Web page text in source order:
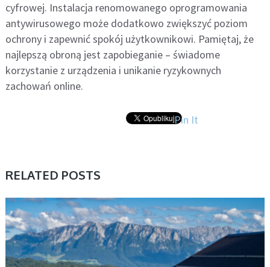
cyfrowej. Instalacja renomowanego oprogramowania
antywirusowego może dodatkowo zwiększyć poziom
ochrony i zapewnić spokój użytkownikowi. Pamiętaj, że
najlepszą obroną jest zapobieganie – świadome
korzystanie z urządzenia i unikanie ryzykownych
zachowań online.
Pin It
RELATED POSTS
AKTUALNOŚCI